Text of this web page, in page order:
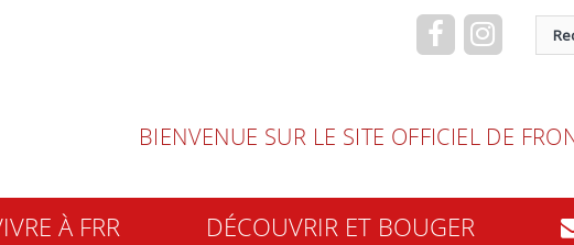
BIENVENUE SUR LE SITE OFFICIEL DE
À FRR DÉCOUVRIR ET BOUGER